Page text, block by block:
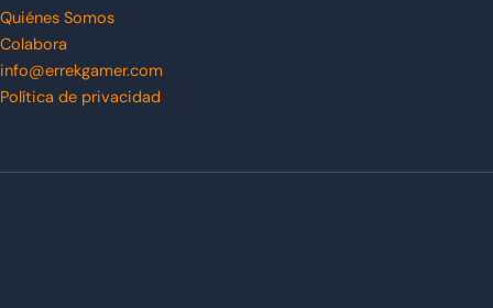
Quiénes Somos
Colabora
info@errekgamer.com
Política de privacidad